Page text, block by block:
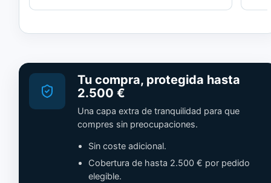
Tu compra, protegida hasta
2.500 €
Una capa extra de tranquilidad para que
compres sin preocupaciones.
Sin coste adicional.
Cobertura de hasta 2.500 € por pedido
elegible.